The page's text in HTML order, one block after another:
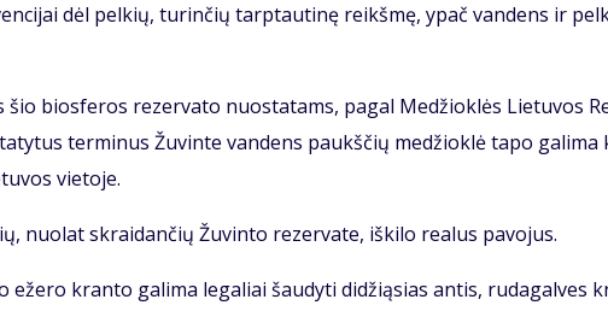
dėl pel­kių, tu­rin­čių tarp­tau­ti­nę reikš­mę, ypač van­dens ir
šio bios­fe­ros re­zer­va­to nuo­sta­tams, pa­gal Me­džiok­lės Lie­tu­vos
ter­mi­nus Žu­vin­te van­dens paukš­čių me­džiok­lė ta­po ga­li­ma
vie­to­je.
nuo­lat skrai­dan­čių Žu­vin­to re­zer­va­te, iš­ki­lo re­a­lus pa­vo­jus.
eže­ro kran­to ga­li­ma le­ga­liai šau­dy­ti di­dži­ą­sias an­tis, ru­da­gal­ves